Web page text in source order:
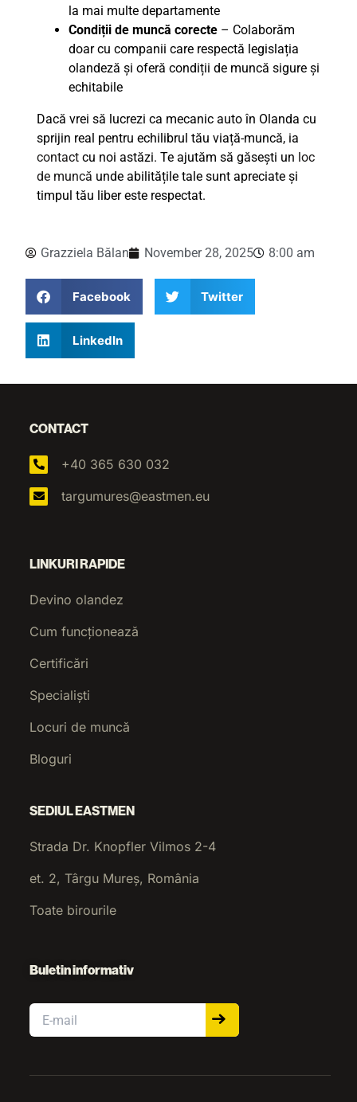
la mai multe departamente
Condiții de muncă corecte – Colaborăm
doar cu companii care respectă legislația
olandeză și oferă condiții de muncă sigure și
echitabile
Dacă vrei să lucrezi ca mecanic auto în Olanda cu
sprijin real pentru echilibrul tău viață-muncă, ia
contact cu noi astăzi. Te ajutăm să găsești un loc
de muncă unde abilitățile tale sunt apreciate și
timpul tău liber este respectat.
Grazziela Bălan November 28, 2025 8:00 am
Facebook Twitter
LinkedIn
CONTACT
+40 365 630 032
targumures@eastmen.eu
LINKURI RAPIDE
Devino olandez
Cum funcționează
Certificări
Specialiști
Locuri de muncă
Bloguri
SEDIUL EASTMEN
Strada Dr. Knopfler Vilmos 2-4
et. 2, Târgu Mureș, România
Toate birourile
Buletin informativ
Email